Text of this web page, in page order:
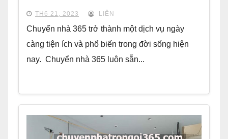
TH6 21, 2023 LIÊN
Chuyển nhà 365 trở thành một dịch vụ ngày
càng tiện ích và phổ biến trong đời sống hiện
nay. Chuyển nhà 365 luôn sẵn...